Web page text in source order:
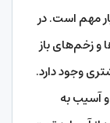
مهم است. در
و زخم‌های باز
وجود دارد.
آسیب به